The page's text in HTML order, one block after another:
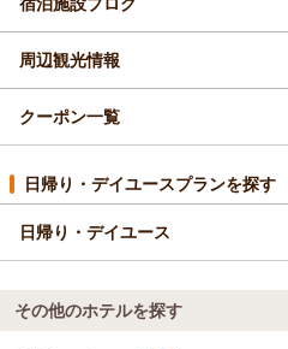
周辺観光情報
クーポン一覧
日帰り・デイユースプランを探す
日帰り・デイユース
その他のホテルを探す